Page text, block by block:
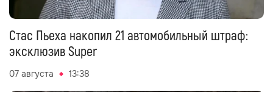
Стас Пьеха накопил 21 автомобильный штраф:
эксклюзив Super
07 августа 13:38